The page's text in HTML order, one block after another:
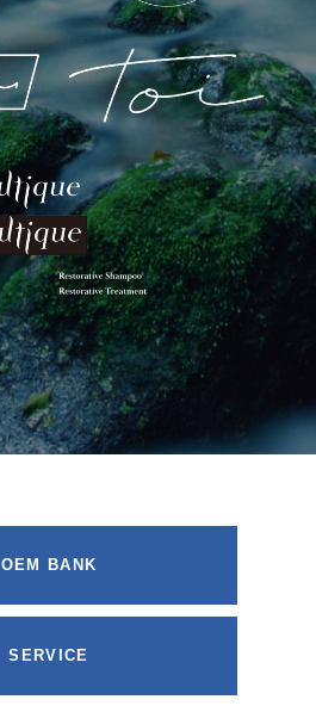
OEM BANK
SERVICE